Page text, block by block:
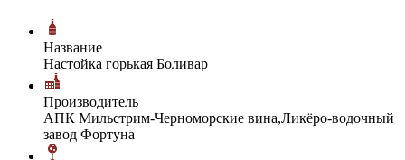
Название
Настойка горькая Боливар
Производитель
АПК Мильстрим-Черноморские вина,Ликёро-водочный
завод Фортуна